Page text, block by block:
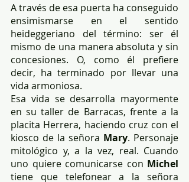
A través de esa puerta ha conseguido
ensimismarse en el sentido
heideggeriano del término: ser él
mismo de una manera absoluta y sin
concesiones. O, como él prefiere
decir, ha terminado por llevar una
vida armoniosa.
Esa vida se desarrolla mayormente
en su taller de Barracas, frente a la
placita Herrera, haciendo cruz con el
kiosco de la señora Mary. Personaje
mitológico y, a la vez, real. Cuando
uno quiere comunicarse con Michel